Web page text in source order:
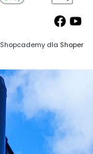
Shopcademy dla Shoper